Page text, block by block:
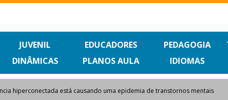
JUVENIL EDUCADORES PEDAGOGIA
DINÂMICAS PLANOS AULA IDIOMAS
hiperconectada está causando uma epidemia de transtornos mentais